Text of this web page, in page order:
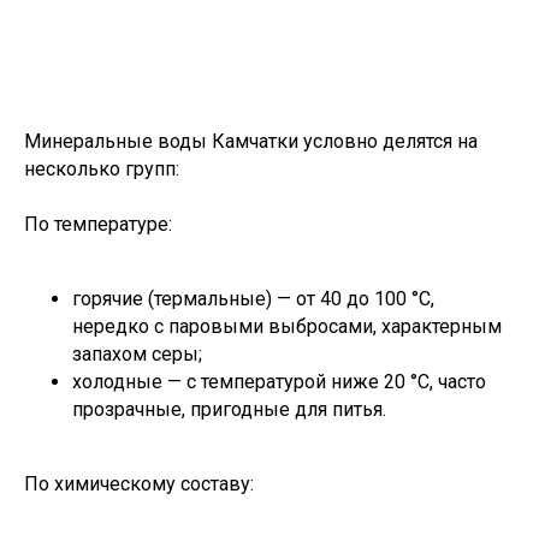
Минеральные воды Камчатки условно делятся на
несколько групп:
По температуре:
горячие (термальные) — от 40 до 100 °C,
нередко с паровыми выбросами, характерным
запахом серы;
холодные — с температурой ниже 20 °C, часто
прозрачные, пригодные для питья.
По химическому составу: